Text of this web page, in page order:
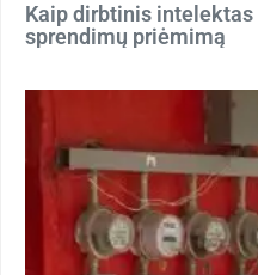
Kaip dirbtinis
sprendimų priėmimą